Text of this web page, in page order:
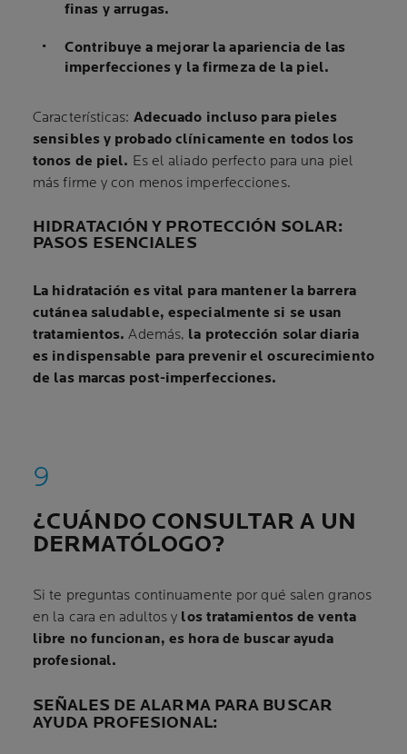
finas y arrugas.
Contribuye a mejorar la apariencia de las
imperfecciones y la firmeza de la piel.
Características: Adecuado incluso para pieles
sensibles y probado clínicamente en todos los
tonos de piel. Es el aliado perfecto para una piel
más firme y con menos imperfecciones.
HIDRATACIÓN Y PROTECCIÓN SOLAR:
PASOS ESENCIALES
La hidratación es vital para mantener la barrera
cutánea saludable, especialmente si se usan
tratamientos. Además, la protección solar diaria
es indispensable para prevenir el oscurecimiento
de las marcas post-imperfecciones.
¿CUÁNDO CONSULTAR A UN
DERMATÓLOGO?
Si te preguntas continuamente por qué salen granos
en la cara en adultos y los tratamientos de venta
libre no funcionan, es hora de buscar ayuda
profesional.
SEÑALES DE ALARMA PARA BUSCAR
AYUDA PROFESIONAL: